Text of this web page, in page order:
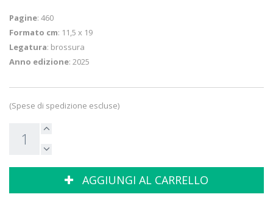
Pagine: 460
Formato cm: 11,5 x 19
Legatura: brossura
Anno edizione: 2025
(Spese di spedizione escluse)
AGGIUNGI AL CARRELLO